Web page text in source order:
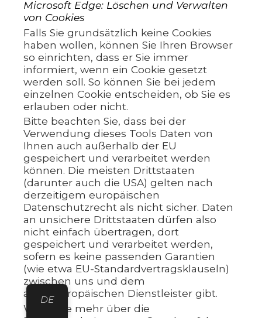
Microsoft Edge: Löschen und Verwalten
von Cookies
Falls Sie grundsätzlich keine Cookies
haben wollen, können Sie Ihren Browser
so einrichten, dass er Sie immer
informiert, wenn ein Cookie gesetzt
werden soll. So können Sie bei jedem
einzelnen Cookie entscheiden, ob Sie es
erlauben oder nicht.
Bitte beachten Sie, dass bei der
Verwendung dieses Tools Daten von
Ihnen auch außerhalb der EU
gespeichert und verarbeitet werden
können. Die meisten Drittstaaten
(darunter auch die USA) gelten nach
derzeitigem europäischen
Datenschutzrecht als nicht sicher. Daten
an unsichere Drittstaaten dürfen also
nicht einfach übertragen, dort
gespeichert und verarbeitet werden,
sofern es keine passenden Garantien
(wie etwa EU-Standardvertragsklauseln)
zwischen uns und dem
außereuropäischen Dienstleister gibt.
Wenn Sie mehr über die
DE